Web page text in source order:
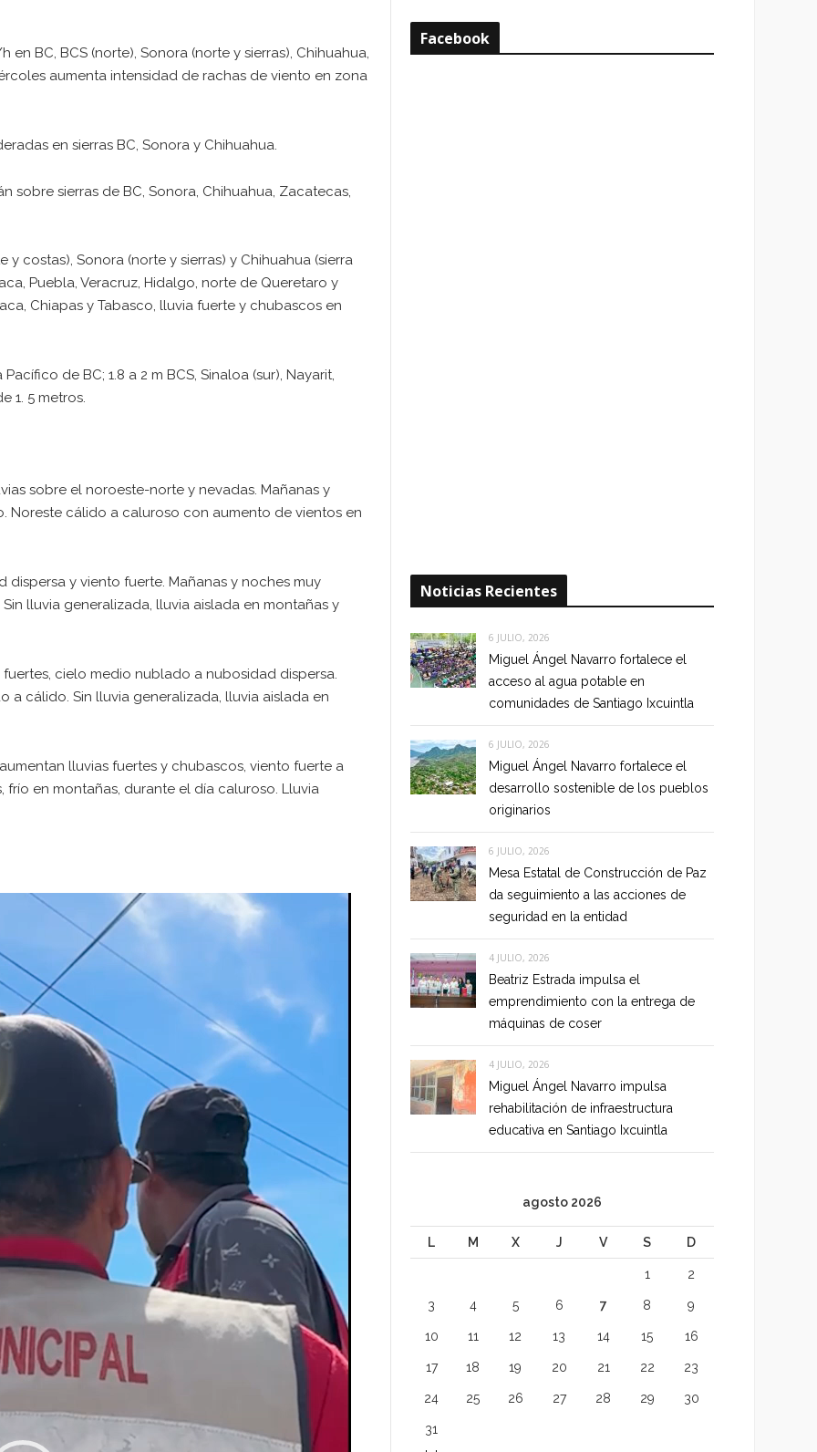
BC, BCS (norte), Sonora (norte y sierras), Chihuahua,
aumenta intensidad de rachas de viento en zona
en sierras BC, Sonora y Chihuahua.
sobre sierras de BC, Sonora, Chihuahua, Zacatecas,
y costas), Sonora (norte y sierras) y Chihuahua (sierra
Puebla, Veracruz, Hidalgo, norte de Queretaro y
Chiapas y Tabasco, lluvia fuerte y chubascos en
de BC; 1.8 a 2 m BCS, Sinaloa (sur), Nayarit,
1. 5 metros.
sobre el noroeste-norte y nevadas. Mañanas y
Noreste cálido a caluroso con aumento de vientos en
y viento fuerte. Mañanas y noches muy
lluvia generalizada, lluvia aislada en montañas y
cielo medio nublado a nubosidad dispersa.
a cálido. Sin lluvia generalizada, lluvia aislada en
lluvias fuertes y chubascos, viento fuerte a
en montañas, durante el día caluroso. Lluvia
Facebook
Noticias Recientes
6 JULIO, 2026
Miguel Ángel Navarro fortalece el
acceso al agua potable en
comunidades de Santiago Ixcuintla
6 JULIO, 2026
Miguel Ángel Navarro fortalece el
desarrollo sostenible de los pueblos
originarios
6 JULIO, 2026
Mesa Estatal de Construcción de Paz
da seguimiento a las acciones de
seguridad en la entidad
4 JULIO, 2026
Beatriz Estrada impulsa el
emprendimiento con la entrega de
máquinas de coser
4 JULIO, 2026
Miguel Ángel Navarro impulsa
rehabilitación de infraestructura
educativa en Santiago Ixcuintla
agosto 2026
L M X J V S D
1 2
3 4 5 6 7 8 9
10 11 12 13 14 15 16
17 18 19 20 21 22 23
24 25 26 27 28 29 30
31